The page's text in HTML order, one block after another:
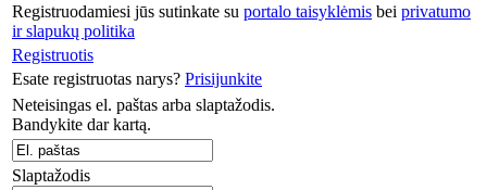
Registruodamiesi jūs sutinkate su portalo taisyklėmis bei privatumo
ir slapukų politika
Registruotis
Esate registruotas narys? Prisijunkite
Neteisingas el. paštas arba slaptažodis.
Bandykite dar kartą.
Slaptažodis